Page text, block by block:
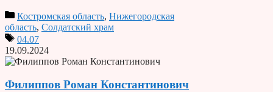
Костромская область, Нижегородская
область, Солдатский храм
04.07
19.09.2024
Филиппов Роман Константинович